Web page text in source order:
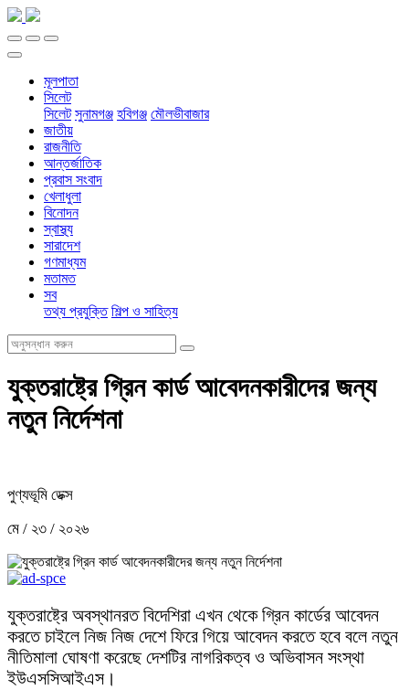
মূলপাতা
সিলেট
সিলেট সুনামগঞ্জ হবিগঞ্জ মৌলভীবাজার
জাতীয়
রাজনীতি
আন্তর্জাতিক
প্রবাস সংবাদ
খেলাধুলা
বিনোদন
স্বাস্থ্য
সারাদেশ
গণমাধ্যম
মতামত
সব
তথ্য প্রযুক্তি শিল্প ও সাহিত্য
যুক্তরাষ্ট্রে গ্রিন কার্ড আবেদনকারীদের জন্য
নতুন নির্দেশনা
পুণ্যভূমি ডেক্স
মে / ২৩ / ২০২৬
যুক্তরাষ্ট্রে অবস্থানরত বিদেশিরা এখন থেকে গ্রিন কার্ডের আবেদন
করতে চাইলে নিজ নিজ দেশে ফিরে গিয়ে আবেদন করতে হবে বলে নতুন
নীতিমালা ঘোষণা করেছে দেশটির নাগরিকত্ব ও অভিবাসন সংস্থা
ইউএসসিআইএস।